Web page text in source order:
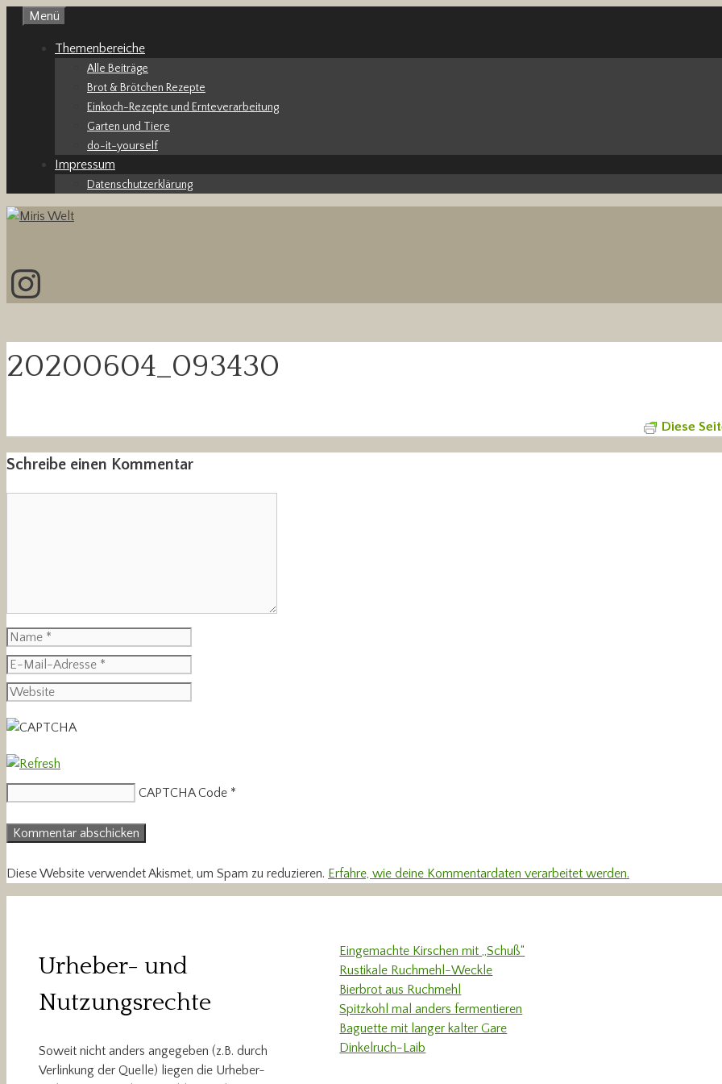
springen
Menü
Themenbereiche
Alle Beiträge
Brot & Brötchen Rezepte
Einkoch-Rezepte und Ernteverarbeitung
Garten und Tiere
do-it-yourself
Impressum
Datenschutzerklärung
Instagram
20200604_093430
Diese
Schreibe einen Kommentar
Name
E-
Mail-
Adresse
Website
CAPTCHA Code *
Diese Website verwendet Akismet, um Spam zu reduzieren. Erfahre, wie deine Kommentardaten verarbeitet werden.
Urheber- und
Nutzungsrechte
Soweit nicht anders angegeben (z.B. durch
Verlinkung der Quelle) liegen die Urheber-
Eingemachte Kirschen mit „Schuß“
Rustikale Ruchmehl-Weckle
Bierbrot aus Ruchmehl
Spitzkohl mal anders fermentieren
Baguette mit langer kalter Gare
Dinkelruch-Laib